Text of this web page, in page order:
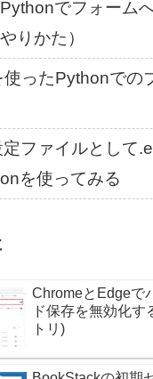
でフォーム
りかた）
ったPythonでの
ファイルとして
を使ってみる
ChromeとEdgeで
ド保存を無効化す
トリ)